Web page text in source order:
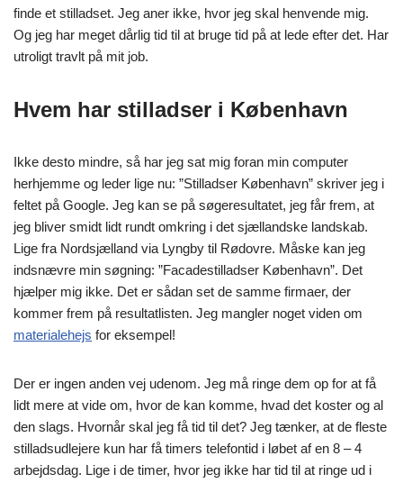
finde et stilladset. Jeg aner ikke, hvor jeg skal henvende mig.
Og jeg har meget dårlig tid til at bruge tid på at lede efter det. Har
utroligt travlt på mit job.
Hvem har stilladser i København
Ikke desto mindre, så har jeg sat mig foran min computer
herhjemme og leder lige nu: ”Stilladser København” skriver jeg i
feltet på Google. Jeg kan se på søgeresultatet, jeg får frem, at
jeg bliver smidt lidt rundt omkring i det sjællandske landskab.
Lige fra Nordsjælland via Lyngby til Rødovre. Måske kan jeg
indsnævre min søgning: ”Facadestilladser København”. Det
hjælper mig ikke. Det er sådan set de samme firmaer, der
kommer frem på resultatlisten. Jeg mangler noget viden om
materialehejs for eksempel!
Der er ingen anden vej udenom. Jeg må ringe dem op for at få
lidt mere at vide om, hvor de kan komme, hvad det koster og al
den slags. Hvornår skal jeg få tid til det? Jeg tænker, at de fleste
stilladsudlejere kun har få timers telefontid i løbet af en 8 – 4
arbejdsdag. Lige i de timer, hvor jeg ikke har tid til at ringe ud i